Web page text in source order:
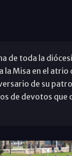
de toda la
Misa en el atrio
de su
de devotos que